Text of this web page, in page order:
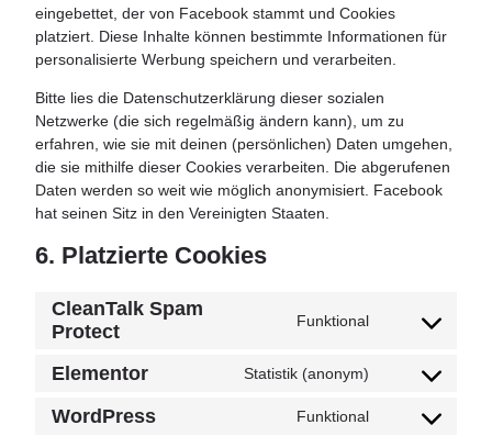
eingebettet, der von Facebook stammt und Cookies
platziert. Diese Inhalte können bestimmte Informationen für
personalisierte Werbung speichern und verarbeiten.
Bitte lies die Datenschutzerklärung dieser sozialen
Netzwerke (die sich regelmäßig ändern kann), um zu
erfahren, wie sie mit deinen (persönlichen) Daten umgehen,
die sie mithilfe dieser Cookies verarbeiten. Die abgerufenen
Daten werden so weit wie möglich anonymisiert. Facebook
hat seinen Sitz in den Vereinigten Staaten.
6. Platzierte Cookies
CleanTalk Spam
Protect
Funktional
Elementor Statistik (anonym)
WordPress Funktional